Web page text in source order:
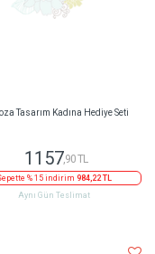
Tasarım Kadına Hediye Seti
1157,90 TL
% 15 indirim984,22 TL
Aynı Gün Teslimat